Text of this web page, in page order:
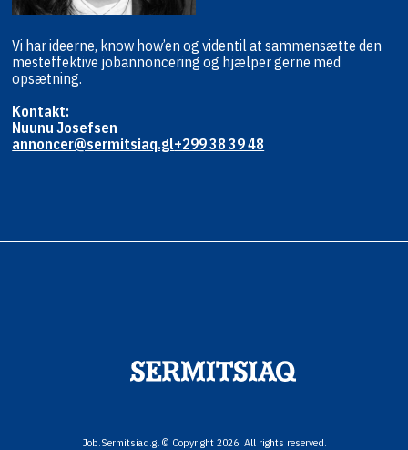
Vi har ideerne, know how’en og videntil at sammensætte den
mesteffektive jobannoncering og hjælpergerne med
opsætning.
Kontakt:
Nuunu Josefsen
annoncer@sermitsiaq.gl+299 38 39 48
Job.Sermitsiaq.gl © Copyright 2026. All rights reserved.